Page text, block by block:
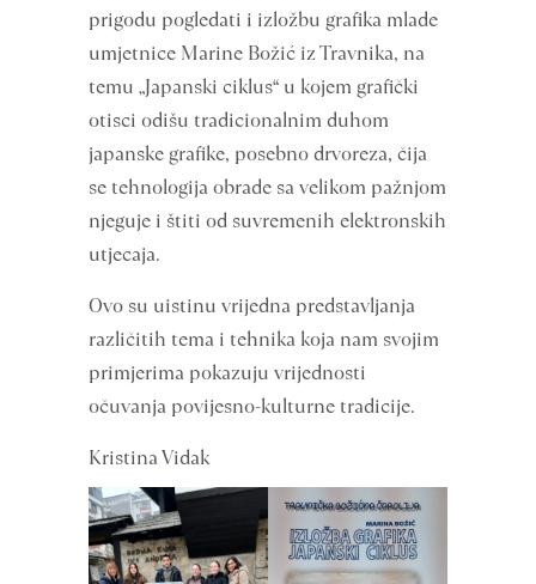
prigodu pogledati i izložbu grafika mlade
umjetnice Marine Božić iz Travnika, na
temu „Japanski ciklus“ u kojem grafički
otisci odišu tradicionalnim duhom
japanske grafike, posebno drvoreza, čija
se tehnologija obrade sa velikom pažnjom
njeguje i štiti od suvremenih elektronskih
utjecaja.
Ovo su uistinu vrijedna predstavljanja
različitih tema i tehnika koja nam svojim
primjerima pokazuju vrijednosti
očuvanja povijesno-kulturne tradicije.
Kristina Vidak